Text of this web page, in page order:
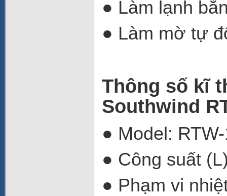
● Làm lạnh
● Làm mờ tự
Thông số kĩ
Southwind
● Model:
● Công suất
● Phạm vi